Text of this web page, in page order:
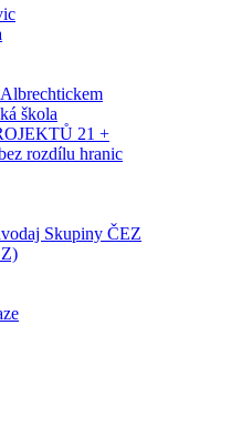
škola
21 +
rozdílu hranic
Skupiny ČEZ